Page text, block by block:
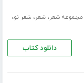
مجموعه شعر،شعر،شعر نو،
دانلود کتاب